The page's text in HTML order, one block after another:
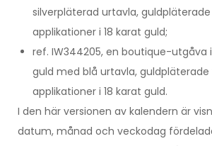
silverpläterad urtavla,
applikationer i 18 karat guld;
ref. IW344205, en boutique-utgåva
guld med blå urtavla, guldpläterade
applikationer i 18 karat guld.
I den här versionen av kalendern är
datum, månad och veckodag